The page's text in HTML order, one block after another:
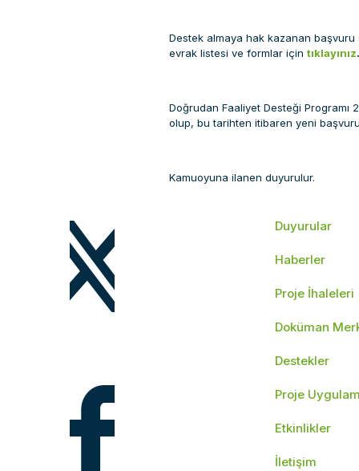
Destek almaya hak kazanan
evrak listesi ve formlar için tıklayınız.
Doğrudan Faaliyet Desteği Programı
olup, bu tarihten itibaren yeni başvuru
Kamuoyuna ilanen duyurulur.
Duyurular
Haberler
Proje İhaleleri
Doküman
Destekler
Proje
Etkinlikler
İletişim